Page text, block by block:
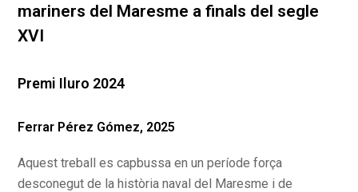
mariners del Maresme a finals del segle
XVI
Premi Iluro 2024
Ferrar Pérez Gómez, 2025
Aquest treball es capbussa en un període força
desconegut de la història naval del Maresme i de